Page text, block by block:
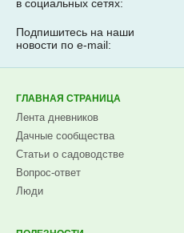
Вступайте в наши группы
Подпишитесь на наши
ГЛАВНАЯ СТРАНИЦА
Лента дневников
Дачные сообщества
Статьи о садоводстве
Вопрос-ответ